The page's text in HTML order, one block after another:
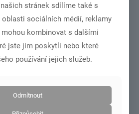
27.6.-28.6.2026
stránek sdílíme také s
oblasti sociálních médií, reklamy
mohou kombinovat s dalšími
jste jim poskytli nebo které
používání jejich služeb.
Odmítnout